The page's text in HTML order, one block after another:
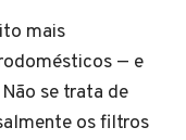
mais
— e
se trata de
os filtros